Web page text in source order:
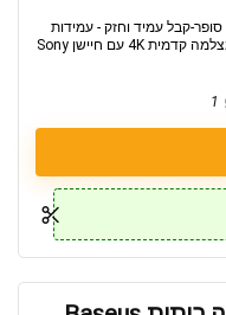
קבל עמיד וחזק - עמידות
בטמפ' קיצוניות (מינוס 20 ועד 70 מעלות) 🎥 מצלמה קדמית 4K עם חיישן Sony
1